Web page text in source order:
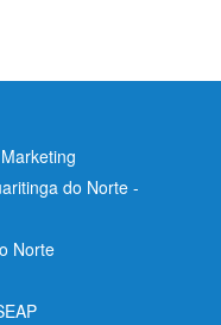
do Norte -
Norte